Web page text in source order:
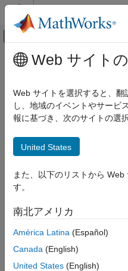
コンテンツへスキップ
オフキャンバ
ドキュメンテーションのホーム
Embedded Coder
コードとツールのカスタマイズ
ライブラリの開発
コード置換ライブラリの展開
項目一覧
メインコンテンツ
コード置換ラ
ステップ 5 - 5:コード置換
3
5
コード置換ライブラリをパ
コード置換ライブラリ
ルを他のユーザーがア
所に移動します。その
Web サイト
Web サイトを選択すると、翻
し、地域のイベントやサービ
報に基づき、次のサイトの選
United States
また、以下のリストから
す。
南北アメリカ
América Latina (Español)
Canada (English)
United States (English)